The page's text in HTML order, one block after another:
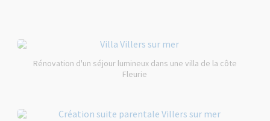
Rénovation d'un séjour lumineux dans une villa de la côte
Fleurie